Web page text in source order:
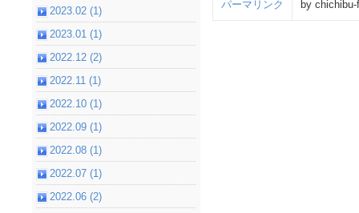
パーマリンク by
2023.02 (1)
2023.01 (1)
2022.12 (2)
2022.11 (1)
2022.10 (1)
2022.09 (1)
2022.08 (1)
2022.07 (1)
2022.06 (2)